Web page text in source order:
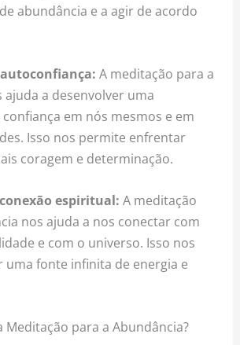
abundância e a agir de acordo
A meditação para a
a desenvolver uma
em nós mesmos e em
Isso nos permite enfrentar
coragem e determinação.
espiritual: A meditação
nos ajuda a nos conectar com
e com o universo. Isso nos
uma fonte infinita de energia e
Meditação para a Abundância?